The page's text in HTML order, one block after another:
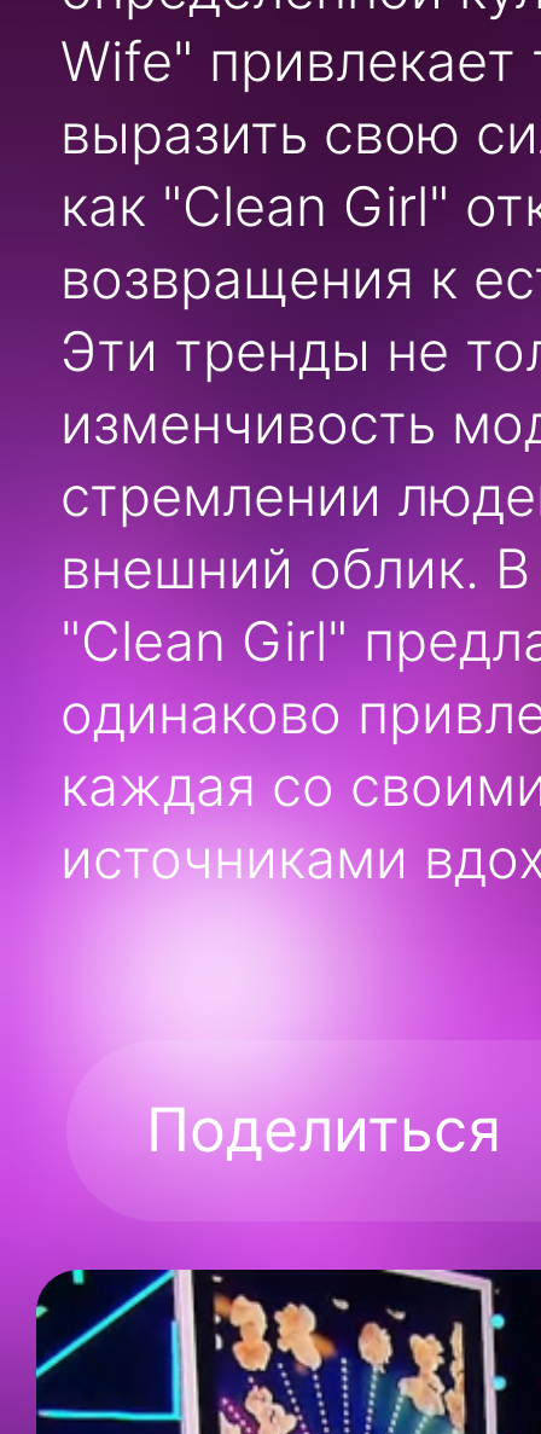
Wife"
выразить свою
как "Clean Girl"
возвращения к
Эти тренды не
изменчивость
стремлении
внешний облик.
"Clean Girl"
одинаково
каждая со
источниками
Поделиться